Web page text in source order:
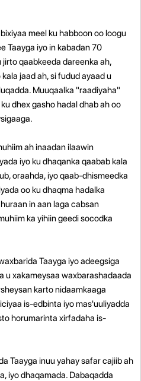
meel ku habboon oo loogu
Taayga iyo in kabadan 70
jirto qaabkeeda dareenka ah,
jaad ah, si fudud ayaad u
Muuqaalka "raadiyaha"
dhex gasho hadal dhab ah oo
ah inaadan ilaawin
iyo ku dhaqanka qaabab kala
oraahda, iyo qaab-dhismeedka
oo ku dhaqma hadalka
in aan laga cabsan
ka yihiin geedi socodka
Taayga iyo adeegsiga
u xakameysaa waxbarashadaada
karto nidaamkaaga
is-edbinta iyo mas'uuliyadda
horumarinta xirfadaha is-
Taayga inuu yahay safar cajiib ah
iyo dhaqamada. Dabaqadda